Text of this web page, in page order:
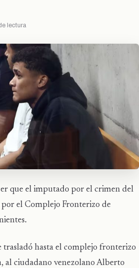
lectura
que el imputado por el crimen del
por el Complejo Fronterizo de
trasladó hasta el complejo fronterizo
al ciudadano venezolano Alberto